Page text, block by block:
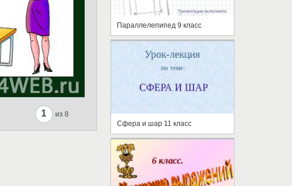
1 из 8
Параллелепипед 9 класс
Сфера и шар 11 класс